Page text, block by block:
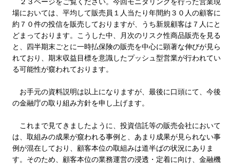
場においては、平均して販売員１人当たり年間約３０人の顧客に
約７０件の投信を販売しておりますが、うち新規顧客は７人にと
どまっております。こうした中、月次のリスク性商品販売を見る
と、四半期末ごとに一時払保険の販売を中心に顕著な伸びが見ら
れており、期末収益目標を意識したプッシュ型営業が行われてい
る可能性が窺われております。
お手元の資料説明は以上になりますが、最後に口頭にて、今後
の金融庁の取り組み方針を申し上げます。
これまで見てきましたように、投資信託等の販売会社において
は、取組みの成果が窺われる事例と、あまり成果が見られない事
例が混在しており、顧客本位の取組みは道半ばの状況にありま
す。そのため、顧客本位の業務運営の浸透・定着に向け、金融機